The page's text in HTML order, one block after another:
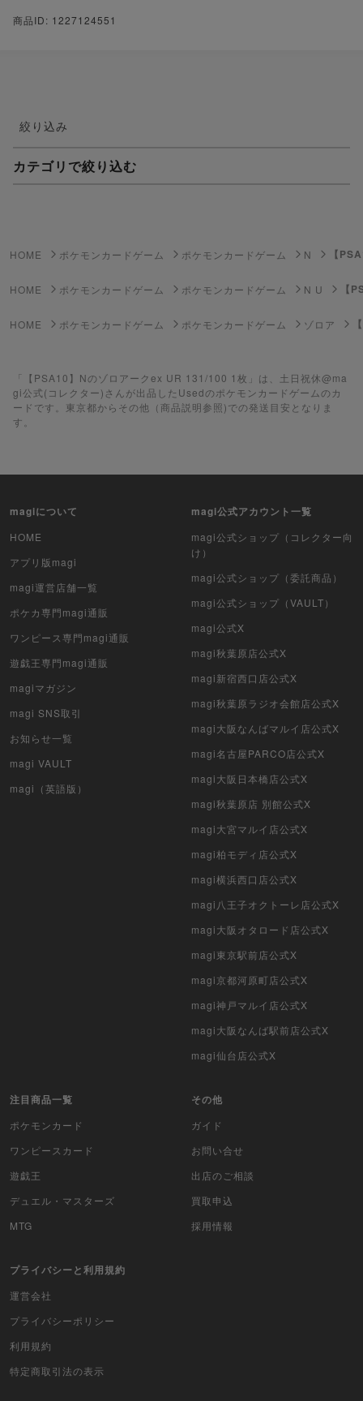
商品ID: 1227124551
絞り込み
カテゴリで絞り込む
ポケカ（未開封BOX）
遊戯王（未開封BOX）
マジック：ザ・ギャザリング
ヴァイスシュヴァルツ
クリプトスペルズ
マイクリプトヒーローズ
デュエマクラシック
旧枠デュエマ
カードファイト!! ヴァンガード
ムシキング
ドラゴンボールヒーローズ
Z/X（ゼクス）
アイカツ
アヴァロンの鍵
アンジュ・ヴィエルジュ
HOME ポケモンカードゲーム ポケモンカードゲーム N 【
HOME ポケモンカードゲーム ポケモンカードゲーム N U 【
HOME ポケモンカードゲーム ポケモンカードゲーム ゾロア
「【PSA10】Nのゾロアークex UR 131/100 1枚」は、土日祝休@ma
gi公式(コレクター)さんが出品したUsedのポケモンカードゲームのカ
ードです。東京都からその他（商品説明参照)での発送目安となりま
す。
magiについて
HOME
アプリ版magi
magi運営店舗一覧
ポケカ専門magi通販
ワンピース専門magi通販
遊戯王専門magi通販
magiマガジン
magi SNS取引
お知らせ一覧
magi VAULT
magi（英語版）
magi公式アカウント一覧
magi公式ショップ（コレクター向
け）
magi公式ショップ（委託商品）
magi公式ショップ（VAULT）
magi公式X
magi秋葉原店公式X
magi新宿西口店公式X
magi秋葉原ラジオ会館店公式X
magi大阪なんばマルイ店公式X
magi名古屋PARCO店公式X
magi大阪日本橋店公式X
magi秋葉原店 別館公式X
magi大宮マルイ店公式X
magi柏モディ店公式X
magi横浜西口店公式X
magi八王子オクトーレ店公式X
magi大阪オタロード店公式X
magi東京駅前店公式X
magi京都河原町店公式X
magi神戸マルイ店公式X
magi大阪なんば駅前店公式X
magi仙台店公式X
注目商品一覧
ポケモンカード
ワンピースカード
遊戯王
デュエル・マスターズ
MTG
その他
ガイド
お問い合せ
出店のご相談
買取申込
採用情報
プライバシーと利用規約
運営会社
プライバシーポリシー
利用規約
特定商取引法の表示